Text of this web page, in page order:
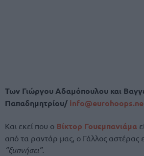
Των Γιώργου Αδαμόπουλου και
Παπαδημητρίου/
Και εκεί που ο Βίκτορ Γουεμπανιάμα
από τα ραντάρ μας, ο Γάλλος αστέρας
”ξυπνήσει”.